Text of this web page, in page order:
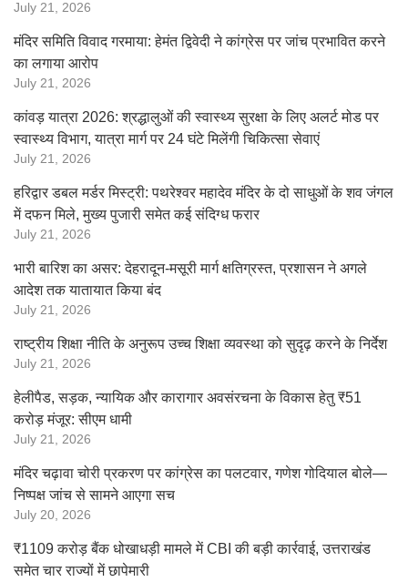
July 21, 2026
मंदिर समिति विवाद गरमाया: हेमंत द्विवेदी ने कांग्रेस पर जांच प्रभावित करने
का लगाया आरोप
July 21, 2026
कांवड़ यात्रा 2026: श्रद्धालुओं की स्वास्थ्य सुरक्षा के लिए अलर्ट मोड पर
स्वास्थ्य विभाग, यात्रा मार्ग पर 24 घंटे मिलेंगी चिकित्सा सेवाएं
July 21, 2026
हरिद्वार डबल मर्डर मिस्ट्री: पथरेश्वर महादेव मंदिर के दो साधुओं के शव जंगल
में दफन मिले, मुख्य पुजारी समेत कई संदिग्ध फरार
July 21, 2026
भारी बारिश का असर: देहरादून-मसूरी मार्ग क्षतिग्रस्त, प्रशासन ने अगले
आदेश तक यातायात किया बंद
July 21, 2026
राष्ट्रीय शिक्षा नीति के अनुरूप उच्च शिक्षा व्यवस्था को सुदृढ़ करने के निर्देश
July 21, 2026
हेलीपैड, सड़क, न्यायिक और कारागार अवसंरचना के विकास हेतु ₹51
करोड़ मंजूर: सीएम धामी
July 21, 2026
मंदिर चढ़ावा चोरी प्रकरण पर कांग्रेस का पलटवार, गणेश गोदियाल बोले—
निष्पक्ष जांच से सामने आएगा सच
July 20, 2026
₹1109 करोड़ बैंक धोखाधड़ी मामले में CBI की बड़ी कार्रवाई, उत्तराखंड
समेत चार राज्यों में छापेमारी